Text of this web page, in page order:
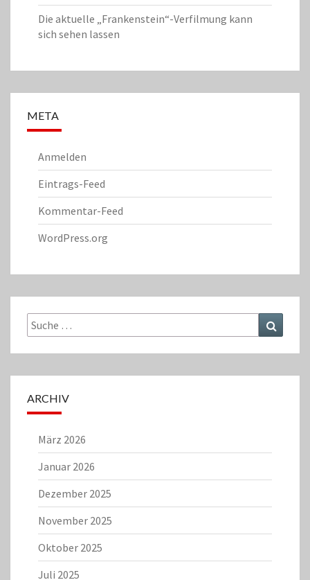
Die aktuelle „Frankenstein“-Verfilmung kann
sich sehen lassen
META
Anmelden
Eintrags-Feed
Kommentar-Feed
WordPress.org
Suche
nach:
ARCHIV
März 2026
Januar 2026
Dezember 2025
November 2025
Oktober 2025
Juli 2025